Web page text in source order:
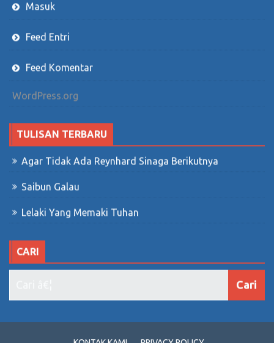
Masuk
Feed Entri
Feed Komentar
WordPress.org
TULISAN TERBARU
Agar Tidak Ada Reynhard Sinaga Berikutnya
Saibun Galau
Lelaki Yang Memaki Tuhan
CARI